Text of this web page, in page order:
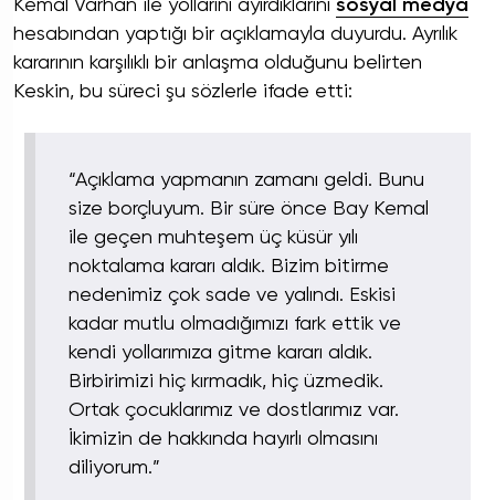
Kemal Varhan ile yollarını ayırdıklarını sosyal medya
hesabından yaptığı bir açıklamayla duyurdu. Ayrılık
kararının karşılıklı bir anlaşma olduğunu belirten
Keskin, bu süreci şu sözlerle ifade etti:
“Açıklama yapmanın zamanı geldi. Bunu
size borçluyum. Bir süre önce Bay Kemal
ile geçen muhteşem üç küsür yılı
noktalama kararı aldık. Bizim bitirme
nedenimiz çok sade ve yalındı. Eskisi
kadar mutlu olmadığımızı fark ettik ve
kendi yollarımıza gitme kararı aldık.
Birbirimizi hiç kırmadık, hiç üzmedik.
Ortak çocuklarımız ve dostlarımız var.
İkimizin de hakkında hayırlı olmasını
diliyorum.”